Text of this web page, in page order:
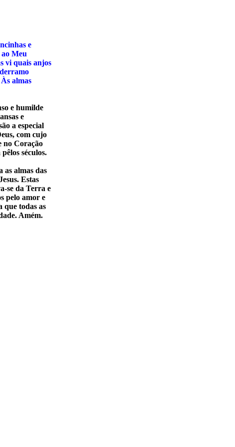
e
Meu
vi quais anjos
almas
e humilde
e
a especial
com cujo
no Coração
séculos.
as almas das
Estas
se da Terra e
pelo amor e
que todas as
Amém.